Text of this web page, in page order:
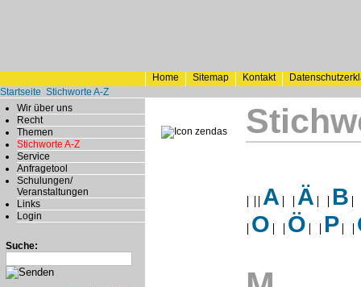
Home Sitemap Kontakt
Startseite Stichworte A-Z
Wir über uns
Recht
Themen
Stichworte A-Z
Service
Anfragetool
Schulungen/
Veranstaltungen
Links
Login
Suche:
A Ä
B
O
Ö P